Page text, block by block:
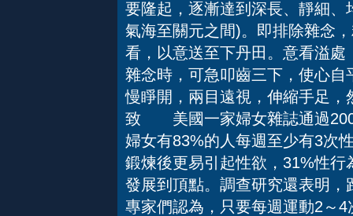
要隆起，逐漸達到深長、靜細
氣海至關元之間)。即排除雜念
看，以意送至下丹田。意看溢
雜念時，可急叩齒三下，使心
慢睜開，兩目遠視，伸縮手足
致 美國一家婦女雜誌通過
婦女有83%的人每週至少有3次
鍛煉後更易引起性欲，31%性
發展到頂點。調查研究還表明
專家們認為，只要每週運動2～